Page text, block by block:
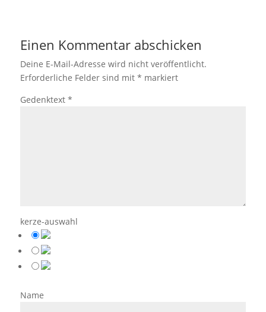
Einen Kommentar abschicken
Deine E-Mail-Adresse wird nicht veröffentlicht.
Erforderliche Felder sind mit * markiert
Gedenktext *
kerze-auswahl
Name